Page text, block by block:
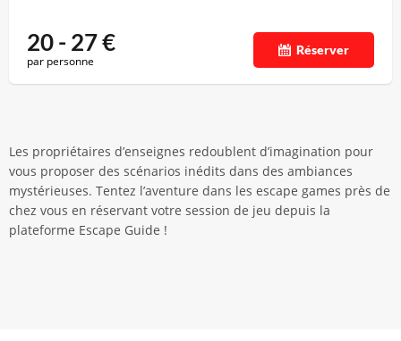
20 - 27€
par personne
Réserver
Les propriétaires d’enseignes redoublent d’imagination pour
vous proposer des scénarios inédits dans des ambiances
mystérieuses. Tentez l’aventure dans les escape games près de
chez vous en réservant votre session de jeu depuis la
plateforme Escape Guide !